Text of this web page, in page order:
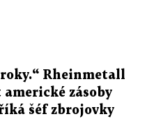
roky.“ Rheinmetall
zásoby
šéf zbrojovky